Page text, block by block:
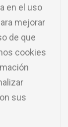
en el uso
mejorar
de que
cookies
sus